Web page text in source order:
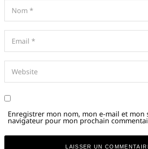
Enregistrer mon nom, mon e-mail et mon
navigateur pour mon prochain